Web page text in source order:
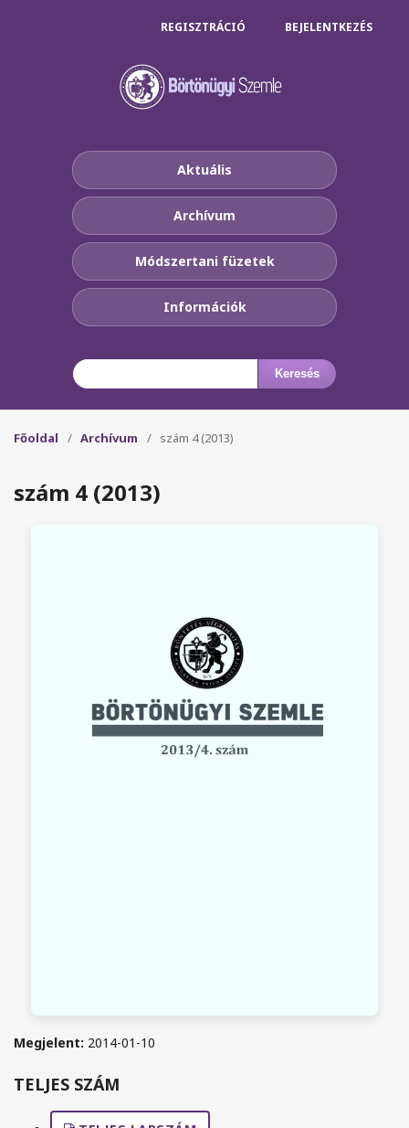
Aktuális
Archívum
Módszertani füzetek
Információk
Keresés
REGISZTRÁCIÓ BEJELENTKEZÉS
Főoldal / Archívum / szám 4 (2013)
szám 4 (2013)
Megjelent: 2014-01-10
TELJES SZÁM